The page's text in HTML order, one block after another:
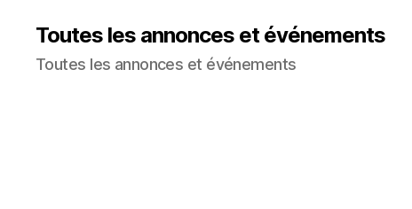
Toutes les annonces et événements
Toutes les annonces et événements